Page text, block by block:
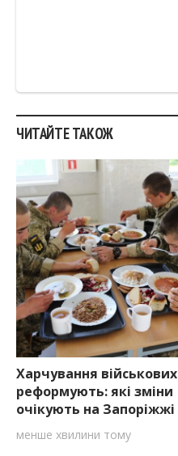
ЧИТАЙТЕ ТАКОЖ
Харчування військових
реформують: які зміни
очікують на Запоріжжі
менше хвилини тому